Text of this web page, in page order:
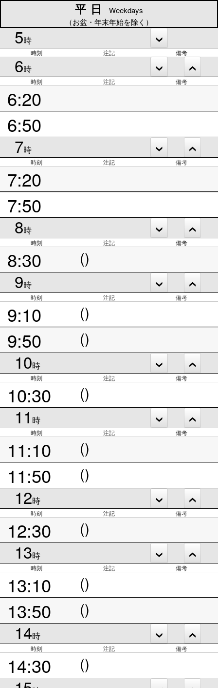
平日
Weekdays
（お盆・年末年始を除く）
5時
時刻 注記 備考
6時
時刻 注記 備考
6:20
6:50
7時
時刻 注記 備考
7:20
7:50
8時
時刻 注記 備考
8:30 ()
9時
時刻 注記 備考
9:10 ()
9:50 ()
10時
時刻 注記 備考
10:30 ()
11 時
時刻 注記 備考
11:10 ()
11:50 ()
12時
時刻 注記 備考
12:30 ()
13時
時刻 注記 備考
13:10 ()
13:50 ()
14時
時刻 注記 備考
14:30 ()